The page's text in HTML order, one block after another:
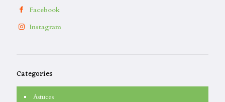
Facebook
Instagram
Categories
Astuces